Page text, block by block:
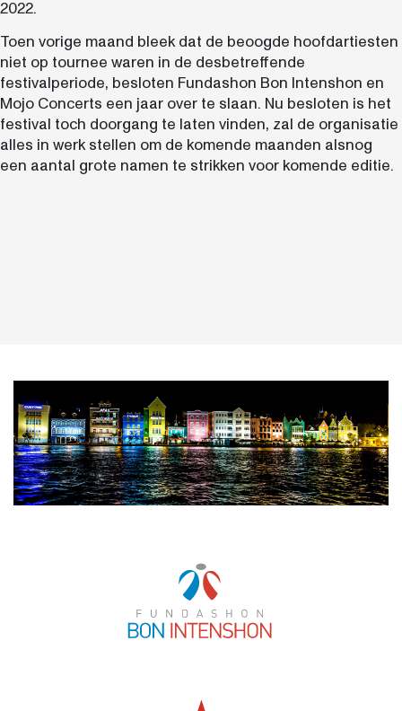
2022.
Toen vorige maand bleek dat de beoogde hoofdartiesten
niet op tournee waren in de desbetreffende
festivalperiode, besloten Fundashon Bon Intenshon en
Mojo Concerts een jaar over te slaan. Nu besloten is het
festival toch doorgang te laten vinden, zal de organisatie
alles in werk stellen om de komende maanden alsnog
een aantal grote namen te strikken voor komende editie.